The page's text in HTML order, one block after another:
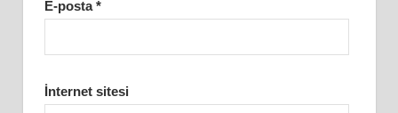
E-posta*
İnternet sitesi